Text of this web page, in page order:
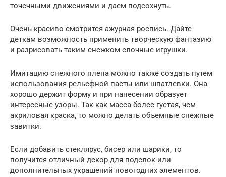
точечными движениями и даем подсохнуть.
Очень красиво смотрится ажурная роспись. Дайте
деткам возможность применить творческую фантазию
и разрисовать таким снежком елочные игрушки.
Имитацию снежного плена можно также создать путем
использования рельефной пасты или шпатлевки. Она
хорошо держит форму и при нанесении образует
интересные узоры. Так как масса более густая, чем
акриловая краска, то можно делать объемные снежные
завитки.
Если добавить стеклярус, бисер или шарики, то
получится отличный декор для поделок или
дополнительных украшений новогодних элементов.